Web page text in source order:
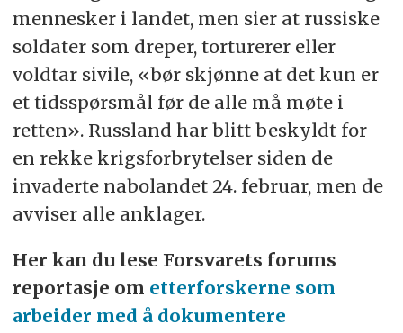
mennesker i landet, men sier at russiske
soldater som dreper, torturerer eller
voldtar sivile, «bør skjønne at det kun er
et tidsspørsmål før de alle må møte i
retten». Russland har blitt beskyldt for
en rekke krigsforbrytelser siden de
invaderte nabolandet 24. februar, men de
avviser alle anklager.
Her kan du lese Forsvarets forums
reportasje om etterforskerne som
arbeider med å dokumentere